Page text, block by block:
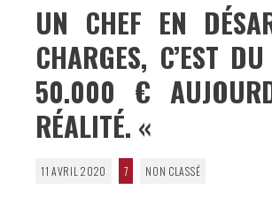
UN CHEF EN
CHARGES, C’EST
50.000 €
RÉALITÉ. «
11 AVRIL 2020 7 NON CLASSÉ